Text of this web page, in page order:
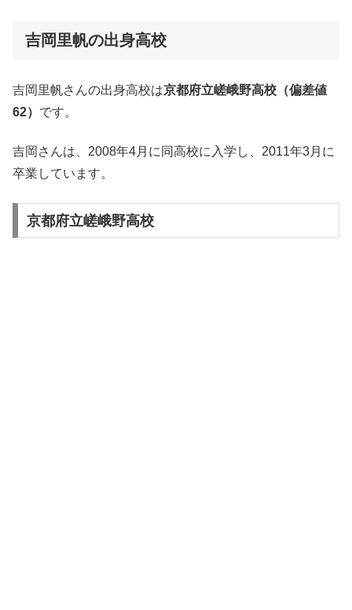
吉岡里帆の出身高校
吉岡里帆さんの出身高校は京都府立嵯峨野高校（偏差値
62） です。
吉岡さんは、2008年4月に同高校に入学し、2011年3月に
卒業しています。
京都府立嵯峨野高校